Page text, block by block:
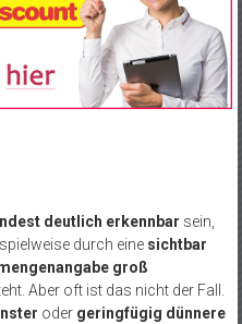
deutlich erkennbar sein,
durch eine sichtbar
groß
Aber oft ist das nicht der Fall.
oder geringfügig dünnere